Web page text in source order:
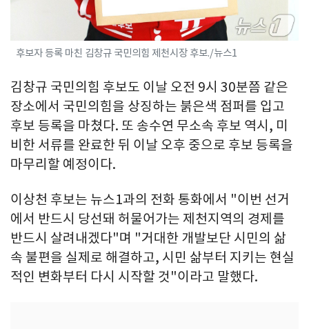
후보자 등록 마친 김창규 국민의힘 제천시장 후보./뉴스1
김창규 국민의힘 후보도 이날 오전 9시 30분쯤 같은
장소에서 국민의힘을 상징하는 붉은색 점퍼를 입고
후보 등록을 마쳤다. 또 송수연 무소속 후보 역시, 미
비한 서류를 완료한 뒤 이날 오후 중으로 후보 등록을
마무리할 예정이다.
이상천 후보는 뉴스1과의 전화 통화에서 "이번 선거
에서 반드시 당선돼 허물어가는 제천지역의 경제를
반드시 살려내겠다"며 "거대한 개발보단 시민의 삶
속 불편을 실제로 해결하고, 시민 삶부터 지키는 현실
적인 변화부터 다시 시작할 것"이라고 말했다.